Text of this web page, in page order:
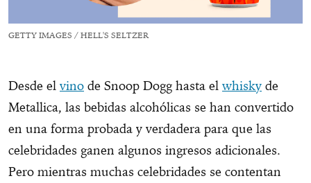
GETTY IMAGES / HELL'S SELTZER
Desde el vino de Snoop Dogg hasta el whisky de
Metallica, las bebidas alcohólicas se han convertido
en una forma probada y verdadera para que las
celebridades ganen algunos ingresos adicionales.
Pero mientras muchas celebridades se contentan